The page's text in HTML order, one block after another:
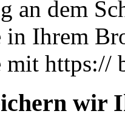
an dem
in Ihrem
mit
wir